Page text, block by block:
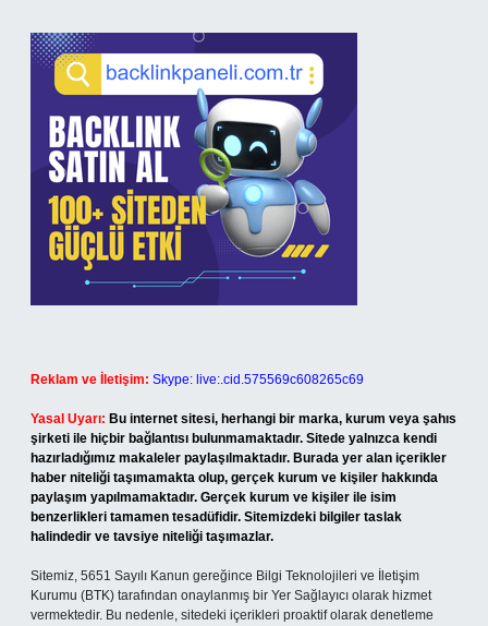
Reklam ve İletişim: Skype: live:.cid.575569c608265c69
Yasal Uyarı: Bu internet sitesi, herhangi bir marka, kurum veya şahıs
şirketi ile hiçbir bağlantısı bulunmamaktadır. Sitede yalnızca kendi
hazırladığımız makaleler paylaşılmaktadır. Burada yer alan içerikler
haber niteliği taşımamakta olup, gerçek kurum ve kişiler hakkında
paylaşım yapılmamaktadır. Gerçek kurum ve kişiler ile isim
benzerlikleri tamamen tesadüfidir. Sitemizdeki bilgiler taslak
halindedir ve tavsiye niteliği taşımazlar.
Sitemiz, 5651 Sayılı Kanun gereğince Bilgi Teknolojileri ve İletişim
Kurumu (BTK) tarafından onaylanmış bir Yer Sağlayıcı olarak hizmet
vermektedir. Bu nedenle, sitedeki içerikleri proaktif olarak denetleme